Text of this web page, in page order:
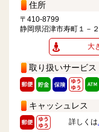
住所
〒410-8799
静岡県沼津市寿町１－
大
取り扱いサービス
キャッシュレス
詳しくは